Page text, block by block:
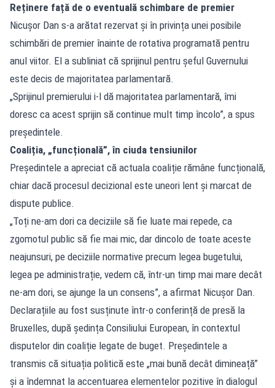
Reținere față de o eventuală schimbare de premier
Nicușor Dan s-a arătat rezervat și în privința unei posibile
schimbări de premier înainte de rotativa programată pentru
anul viitor. El a subliniat că sprijinul pentru șeful Guvernului
este decis de majoritatea parlamentară.
„Sprijinul premierului i-l dă majoritatea parlamentară, îmi
doresc ca acest sprijin să continue mult timp încolo”, a spus
președintele.
Coaliția, „funcțională”, în ciuda tensiunilor
Președintele a apreciat că actuala coaliție rămâne funcțională,
chiar dacă procesul decizional este uneori lent și marcat de
dispute publice.
„Toți ne-am dori ca deciziile să fie luate mai repede, ca
zgomotul public să fie mai mic, dar dincolo de toate aceste
neajunsuri, pe deciziile normative precum legea bugetului,
legea pe administrație, vedem că, într-un timp mai mare decât
ne-am dori, se ajunge la un consens”, a afirmat Nicușor Dan.
Declarațiile au fost susținute într-o conferință de presă la
Bruxelles, după ședința Consiliului European, în contextul
disputelor din coaliție legate de buget. Președintele a
transmis că situația politică este „mai bună decât dimineață”
și a îndemnat la accentuarea elementelor pozitive în dialogul